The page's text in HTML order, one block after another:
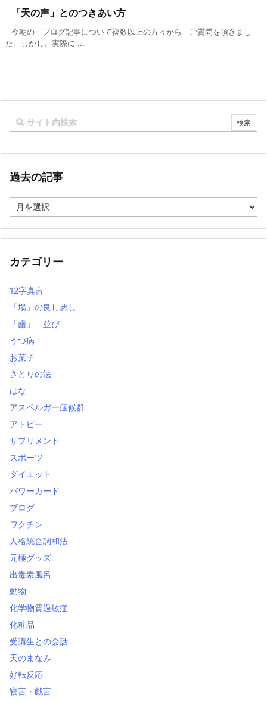
「天の声」とのつきあい方
今朝の ブログ記事について複数以上の方々から ご質問を頂きまし
た。しかし、実際に ...
過去の記事
去
記
カテゴリー
12字真言
「場」の良し悪し
「歯」 並び
うつ病
お菓子
さとりの法
はな
アスペルガー症候群
アトピー
サプリメント
スポーツ
ダイエット
パワーカード
ブログ
ワクチン
人格統合調和法
元極グッズ
出毒素風呂
動物
化学物質過敏症
化粧品
受講生との会話
天のまなみ
好転反応
寝言・戯言